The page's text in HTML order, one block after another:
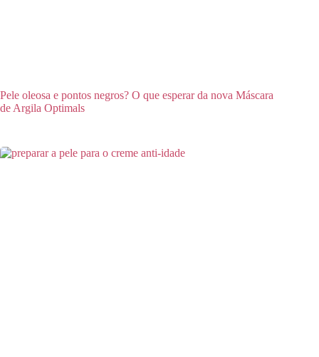
Pele oleosa e pontos negros? O que esperar da nova Máscara
de Argila Optimals